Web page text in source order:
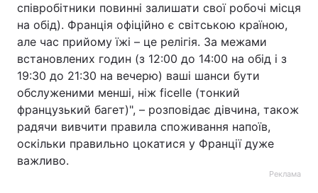
співробітники повинні залишати свої робочі місця
на обід). Франція офіційно є світською країною,
але час прийому їжі – це релігія. За межами
встановлених годин (з 12:00 до 14:00 на обід і з
19:30 до 21:30 на вечерю) ваші шанси бути
обслуженими менші, ніж ficelle (тонкий
французький багет)", – розповідає дівчина, також
радячи вивчити правила споживання напоїв,
оскільки правильно цокатися у Франції дуже
важливо.
Реклама